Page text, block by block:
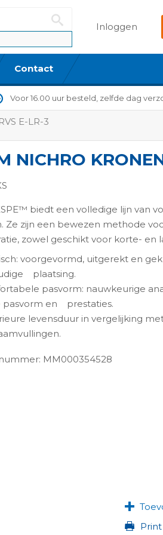
Inloggen
Contact
Voor 16.00 uur besteld, zelfde dag
E-LR-3
NICHRO
biedt een volledige lijn van
Ze zijn een bewezen methode
zowel geschikt voor korte- en
voorgevormd, uitgerekt en
plaatsing.
pasvorm: nauwkeurige
en
prestaties.
levensduur in vergelijking
MM000354528